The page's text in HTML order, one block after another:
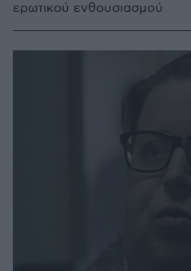
ερωτικού ενθουσιασμού